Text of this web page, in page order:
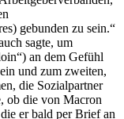
gebunden zu sein.“
sagte, um
an dem Gefühl
und zum zweiten,
die Sozialpartner
ob die von Macron
er bald per Brief an